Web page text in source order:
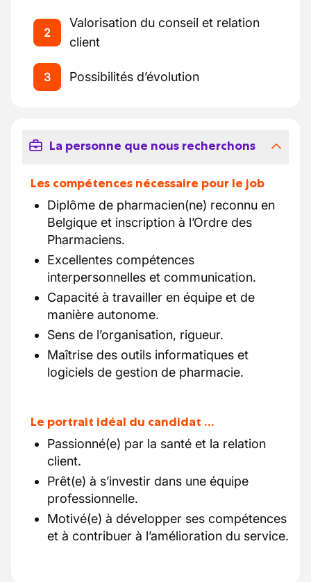
2
Valorisation du conseil et relation
client
3 Possibilités d’évolution
La personne que nous recherchons
Les compétences nécessaire pour le job
Diplôme de pharmacien(ne) reconnu en
Belgique et inscription à l’Ordre des
Pharmaciens.
Excellentes compétences
interpersonnelles et communication.
Capacité à travailler en équipe et de
manière autonome.
Sens de l’organisation, rigueur.
Maîtrise des outils informatiques et
logiciels de gestion de pharmacie.
Le portrait idéal du candidat …
Passionné(e) par la santé et la relation
client.
Prêt(e) à s’investir dans une équipe
professionnelle.
Motivé(e) à développer ses compétences
et à contribuer à l’amélioration du service.